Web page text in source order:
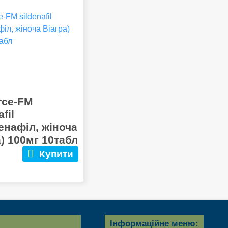
FM
жіноча
100мг 10табл
Купити
Інформаційне меню: